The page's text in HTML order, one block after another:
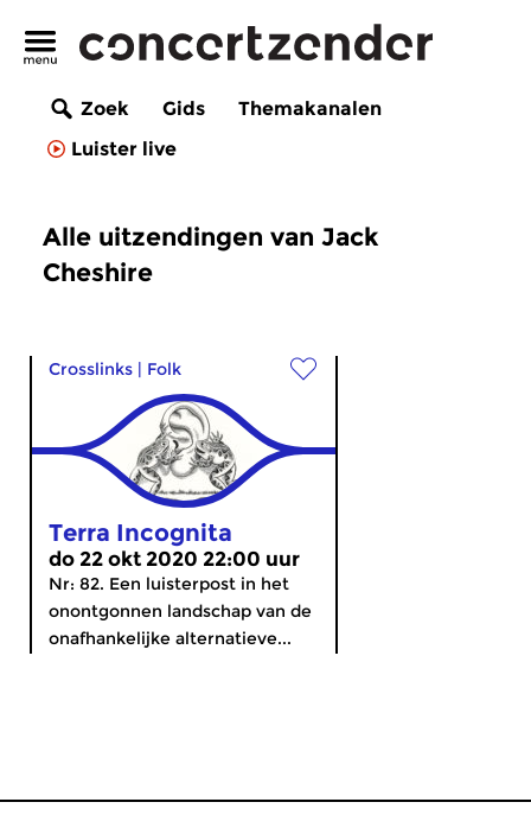
Zoek Gids
Themakanalen
Luister live
Alle uitzendingen van Jack
Cheshire
Crosslinks | Folk
Terra Incognita
do 22 okt 2020 22:00 uur
Nr: 82. Een luisterpost in het
onontgonnen landschap van de
onafhankelijke alternatieve...